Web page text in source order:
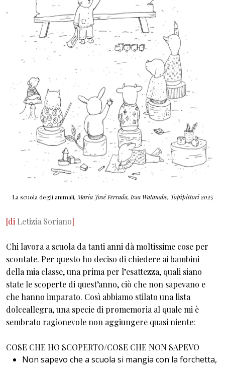
La scuola degli animali, María José Ferrada, Issa Watanabe, Topipittori 2025
[di Letizia Soriano]
Chi lavora a scuola da tanti anni dà moltissime cose per
scontate. Per questo ho deciso di chiedere ai bambini
della mia classe, una prima per l’esattezza, quali siano
state le scoperte di quest’anno, ciò che non sapevano e
che hanno imparato. Così abbiamo stilato una lista
dolceallegra, una specie di promemoria al quale mi è
sembrato ragionevole non aggiungere quasi niente:
COSE CHE HO SCOPERTO/COSE CHE NON SAPEVO
Non sapevo che a scuola si mangia con la forchetta,